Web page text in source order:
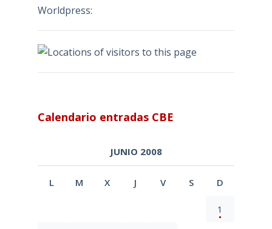
Worldpress:
Calendario entradas CBE
JUNIO 2008
L M X J V S D
1